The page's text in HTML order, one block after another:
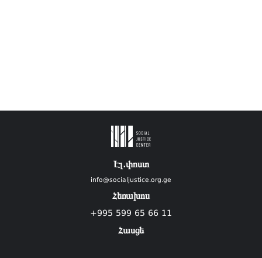
Էլ.փոստ
info@socialjustice.org.ge
Հեռախոս
+995 599 65 66 11
Հասցե